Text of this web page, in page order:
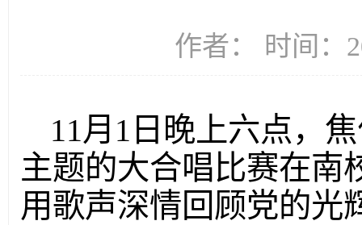
作者： 时间：
11月1日晚上六点，
主题的大合唱比赛在南
用歌声深情回顾党的光